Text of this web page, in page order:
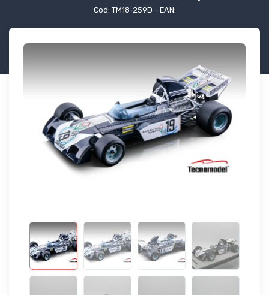
Cod: TM18-259D - EAN: